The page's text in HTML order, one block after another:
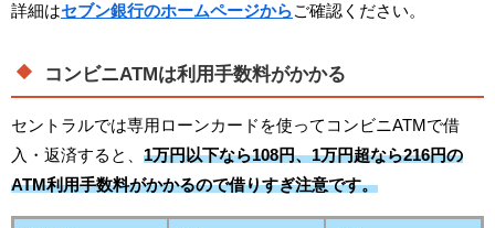
詳細はセブン銀行のホームページから ご確認ください。
コンビニATMは利用手数料がかかる
セントラルでは専用ローンカードを使ってコンビニATMで借
入・返済すると、 1万円以下なら108円、1万円超なら216円の
ATM利用手数料がかかるので借りすぎ注意です。